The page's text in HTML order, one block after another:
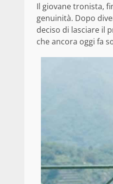
Il giovane tronista,
genuinità. Dopo
deciso di lasciare il
che ancora oggi fa